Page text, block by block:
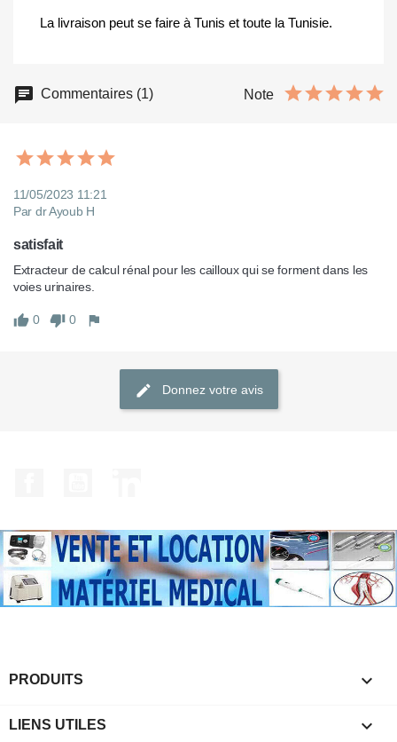
La livraison peut se faire à Tunis et toute la Tunisie.
Commentaires (1) Note
11/05/2023 11:21
Par dr Ayoub H
satisfait
Extracteur de calcul rénal pour les cailloux qui se forment dans les
voies urinaires.
0 0
Donnez votre avis
PRODUITS 
LIENS UTILES 